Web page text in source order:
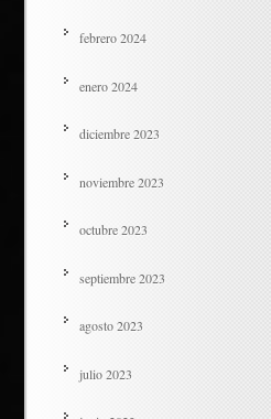
febrero 2024
enero 2024
diciembre 2023
noviembre 2023
octubre 2023
septiembre 2023
agosto 2023
julio 2023